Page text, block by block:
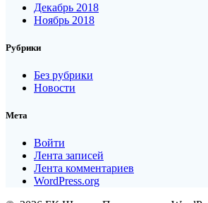
Декабрь 2018
Ноябрь 2018
Рубрики
Без рубрики
Новости
Мета
Войти
Лента записей
Лента комментариев
WordPress.org